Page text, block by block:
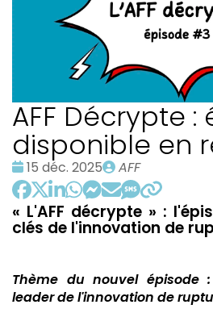
AFF Décrypte :
disponible en
Date
:
15 déc. 2025
Publié
par
AFF
« L'AFF décrypte » :
clés de l'innovation de
Thème du nouvel épisode
leader de l'innovation de